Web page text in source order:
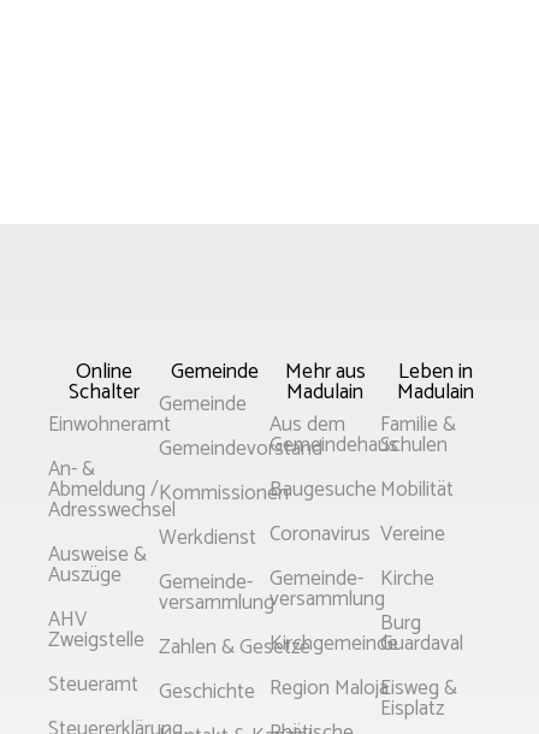
Online
Schalter
Einwohneramt
An- &
Abmeldung /
Adresswechsel
Ausweise &
Auszüge
AHV
Zweigstelle
Steueramt
Gemeinde
Gemeinde
Gemeindevorstand
Kommissionen
Werkdienst
Gemeinde­
versammlung
Zahlen & Gesetze
Geschichte
Mehr aus
Madulain
Aus dem
Gemeindehaus
Baugesuche
Coronavirus
Gemeinde­­
versammlung
Kirchgemeinde
Region Maloja
Leben in
Madulain
Familie &
Schulen
Mobilität
Vereine
Kirche
Burg
Guardaval
Eisweg &
Eisplatz